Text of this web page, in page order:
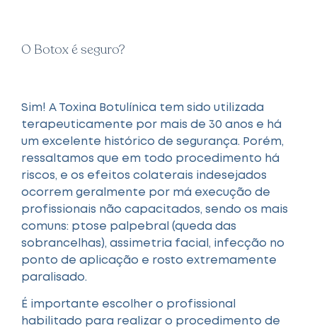
O Botox é seguro?
Sim! A Toxina Botulínica tem sido utilizada
terapeuticamente por mais de 30 anos e há
um excelente histórico de segurança. Porém,
ressaltamos que em todo procedimento há
riscos, e os efeitos colaterais indesejados
ocorrem geralmente por má execução de
profissionais não capacitados, sendo os mais
comuns: ptose palpebral (queda das
sobrancelhas), assimetria facial, infecção no
ponto de aplicação e rosto extremamente
paralisado.
É importante escolher o profissional
habilitado para realizar o procedimento de